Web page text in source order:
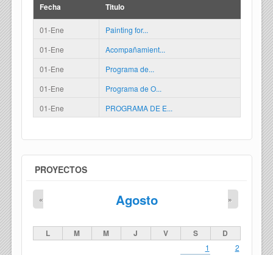
Fecha Titulo
01-Ene
Painting for...
01-Ene
Acompañamient...
01-Ene
Programa de...
01-Ene
Programa de O...
01-Ene
PROGRAMA DE E...
PROYECTOS
Agosto
« »
L M M J V S D
1
2